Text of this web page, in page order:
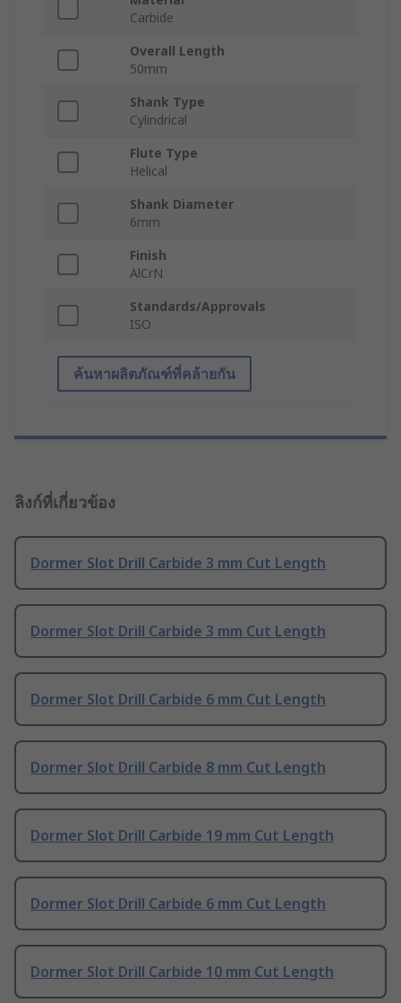
Carbide
Overall Length
50mm
Shank Type
Cylindrical
Flute Type
Helical
Shank Diameter
6mm
Finish
AlCrN
Standards/Approvals
ISO
ค้นหาผลิตภัณฑ์ที่คล้ายกัน
ลิงก์ที่เกี่ยวข้อง
Dormer Slot Drill Carbide 3 mm Cut Length
Dormer Slot Drill Carbide 3 mm Cut Length
Dormer Slot Drill Carbide 6 mm Cut Length
Dormer Slot Drill Carbide 8 mm Cut Length
Dormer Slot Drill Carbide 19 mm Cut Length
Dormer Slot Drill Carbide 6 mm Cut Length
Dormer Slot Drill Carbide 10 mm Cut Length